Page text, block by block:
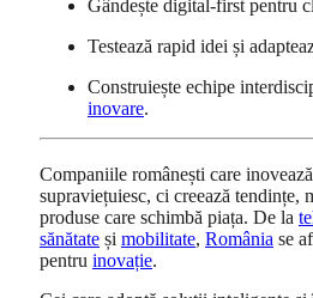
Gândește digital-first pentru
Testează rapid idei și
Construiește echipe
inovare.
Companiile românești care
supraviețuiesc, ci creează tendințe,
produse care schimbă piața. De la
sănătate și mobilitate, România se
pentru inovație.